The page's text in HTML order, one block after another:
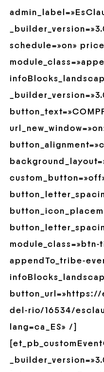
schedule=»on»
module_class=»btn-
appendTo_tribe-
del-rio/16534/
lang=ca_ES» /]